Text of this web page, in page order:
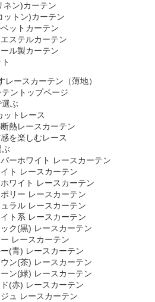
ネン)カーテン
ットン)カーテン
ットカーテン
ステルカーテン
ル製カーテン
レースカーテン（薄地）
ントップページ
選ぶ
ットレース
熱レースカーテン
を楽しむレース
ぶ
ーホワイト レースカーテン
ト レースカーテン
ワイト レースカーテン
リー レースカーテン
ラル レースカーテン
ト系 レースカーテン
ク(黒) レースカーテン
レースカーテン
(青) レースカーテン
ン(茶) レースカーテン
ン(緑) レースカーテン
(赤) レースカーテン
ュ レースカーテン